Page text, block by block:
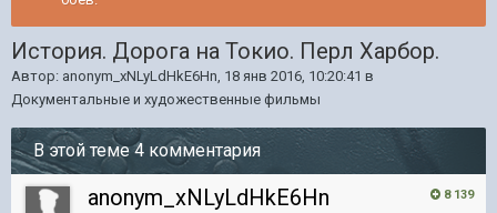
История. Дорога на Токио. Перл Харбор.
Автор: anonym_xNLyLdHkE6Hn, 18 янв 2016, 10:20:41 в
Документальные и художественные фильмы
В этой теме 4 комментария
8 139
anonym_xNLyLdHkE6Hn